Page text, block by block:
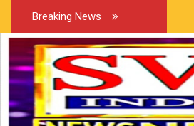
Breaking News